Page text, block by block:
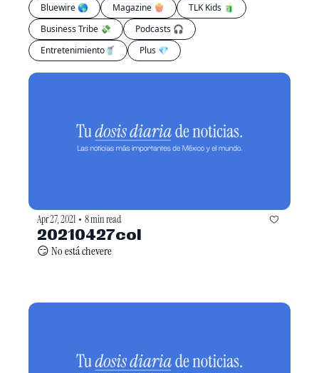
Bluewire 🌎
Magazine 🍿
TLK Kids 🧃
Business Tribe 💸
Podcasts 🎧
Entretenimiento🥤
Plus 💎
Apr 27, 2021 • 8 min read
20210427col